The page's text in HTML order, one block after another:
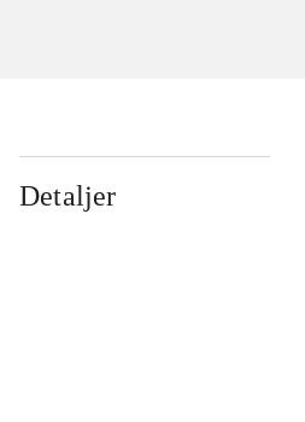
Detaljer